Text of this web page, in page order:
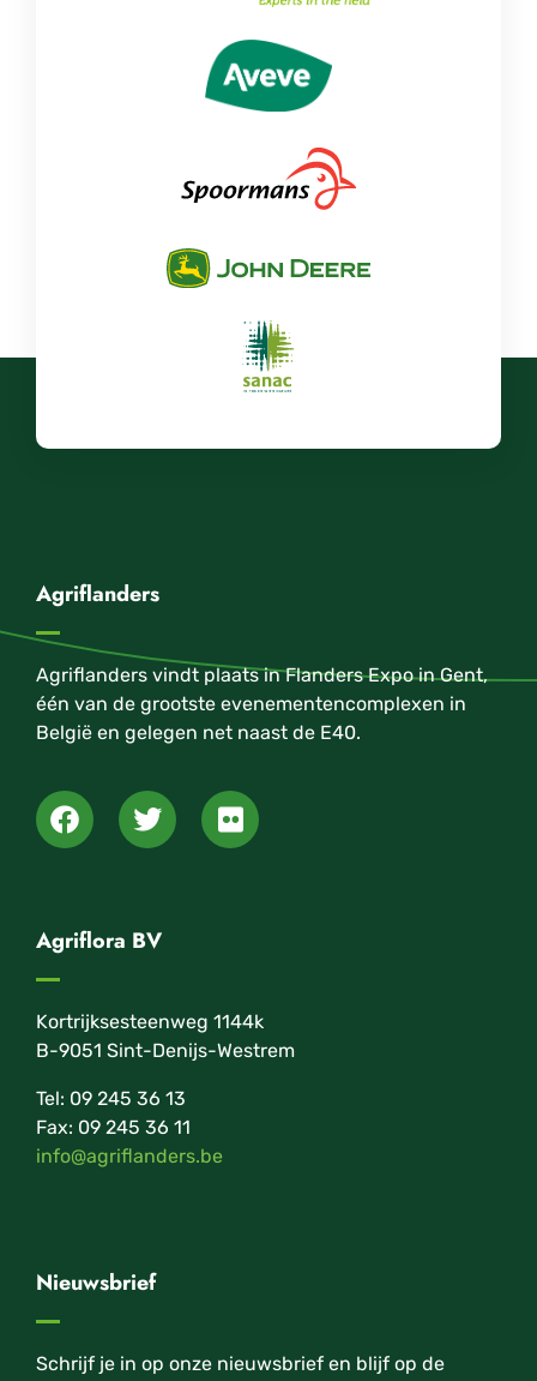
Agriflanders
Agriflanders vindt plaats in Flanders Expo in Gent,
één van de grootste evenementencomplexen in
België en gelegen net naast de E40.
Agriflora BV
Kortrijksesteenweg 1144k
B-9051 Sint-Denijs-Westrem
Tel: 09 245 36 13
Fax: 09 245 36 11
info@agriflanders.be
Nieuwsbrief
Schrijf je in op onze nieuwsbrief en blijf op de